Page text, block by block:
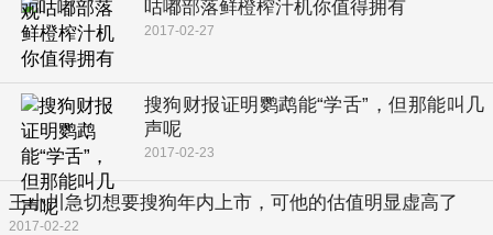
咕嘟部落鲜橙榨汁机你值得拥有
2017-02-27
搜狗财报证明鹦鹉能“学舌”，但那能叫几
声呢
2017-02-23
王小川急切想要搜狗年内上市，可他的估值明显虚高了
2017-02-22